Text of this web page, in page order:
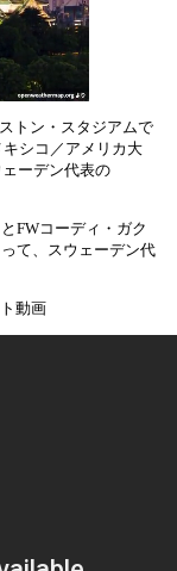
Mute
トン・スタジアムで
シコ／アメリカ大
ーデン代表の
FWコーディ・ガク
て、スウェーデン代
動画